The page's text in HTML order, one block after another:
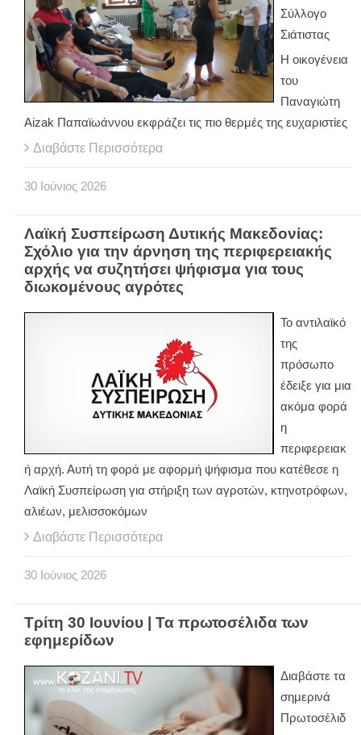
Σύλλογο
Σιάτιστας
Η οικογένεια
του
Παναγιώτη
Aizak Παπαϊωάννου εκφράζει τις πιο θερμές της ευχαριστίες
Διαβάστε Περισσότερα
30 Ιούνιος 2026
Λαϊκή Συσπείρωση Δυτικής Μακεδονίας:
Σχόλιο για την άρνηση της περιφερειακής
αρχής να συζητήσει ψήφισμα για τους
διωκομένους αγρότες
Το αντιλαϊκό
της
πρόσωπο
έδειξε για μια
ακόμα φορά
η
περιφερειακ
ή αρχή. Αυτή τη φορά με αφορμή ψήφισμα που κατέθεσε η
Λαϊκή Συσπείρωση για στήριξη των αγροτών, κτηνοτρόφων,
αλιέων, μελισσοκόμων
Διαβάστε Περισσότερα
30 Ιούνιος 2026
Τρίτη 30 Ιουνίου | Τα πρωτοσέλιδα των
εφημερίδων
Διαβάστε τα
σημερινά
Πρωτοσέλιδ